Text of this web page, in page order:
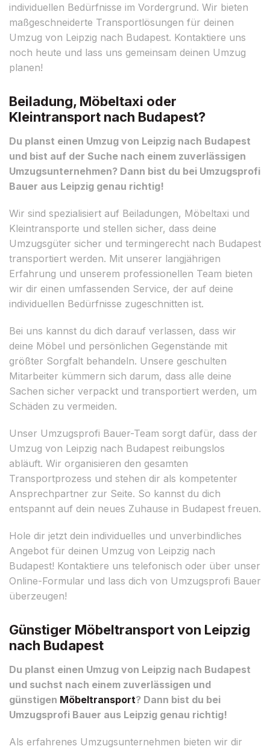
individuellen Bedürfnisse im Vordergrund. Wir bieten
maßgeschneiderte Transportlösungen für deinen
Umzug von Leipzig nach Budapest. Kontaktiere uns
noch heute und lass uns gemeinsam deinen Umzug
planen!
Beiladung, Möbeltaxi oder
Kleintransport nach Budapest?
Du planst einen Umzug von Leipzig nach Budapest
und bist auf der Suche nach einem zuverlässigen
Umzugsunternehmen? Dann bist du bei Umzugsprofi
Bauer aus Leipzig genau richtig!
Wir sind spezialisiert auf Beiladungen, Möbeltaxi und
Kleintransporte und stellen sicher, dass deine
Umzugsgüter sicher und termingerecht nach Budapest
transportiert werden. Mit unserer langjährigen
Erfahrung und unserem professionellen Team bieten
wir dir einen umfassenden Service, der auf deine
individuellen Bedürfnisse zugeschnitten ist.
Bei uns kannst du dich darauf verlassen, dass wir
deine Möbel und persönlichen Gegenstände mit
größter Sorgfalt behandeln. Unsere geschulten
Mitarbeiter kümmern sich darum, dass alle deine
Sachen sicher verpackt und transportiert werden, um
Schäden zu vermeiden.
Unser Umzugsprofi Bauer-Team sorgt dafür, dass der
Umzug von Leipzig nach Budapest reibungslos
abläuft. Wir organisieren den gesamten
Transportprozess und stehen dir als kompetenter
Ansprechpartner zur Seite. So kannst du dich
entspannt auf dein neues Zuhause in Budapest freuen.
Hole dir jetzt dein individuelles und unverbindliches
Angebot für deinen Umzug von Leipzig nach
Budapest! Kontaktiere uns telefonisch oder über unser
Online-Formular und lass dich von Umzugsprofi Bauer
überzeugen!
Günstiger Möbeltransport von Leipzig
nach Budapest
Du planst einen Umzug von Leipzig nach Budapest
und suchst nach einem zuverlässigen und
günstigen Möbeltransport? Dann bist du bei
Umzugsprofi Bauer aus Leipzig genau richtig!
Als erfahrenes Umzugsunternehmen bieten wir dir